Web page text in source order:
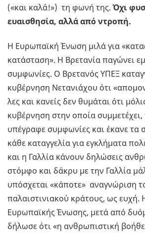
(«και καλά!») τη φωνή της.Όχι
ευαισθησία, αλλά από ντροπή.
Η Ευρωπαϊκή Ένωση μιλά για
κατάσταση». Η Βρετανία παγώνει
συμφωνίες. Ο Βρετανός ΥΠΕΞ
κυβέρνηση Νετανιάχου ότι
λες και κανείς δεν θυμάται ότι
κυβέρνηση στην οποία
υπέγραφε συμφωνίες και έκανε τα
κάθε καταγγελία για εγκλήματα
και η Γαλλία κάνουν δηλώσεις
στόμφο και δάκρυ με την Γαλλία
υπόσχεται «κάποτε» αναγνώριση
παλαιστινιακού κράτους, ως ευχή.
Ευρωπαϊκής Ένωσης, μετά από
δήλωσε ότι «η ανθρωπιστική